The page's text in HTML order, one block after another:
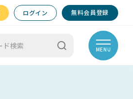
ログイン 無料会員登録
MENU